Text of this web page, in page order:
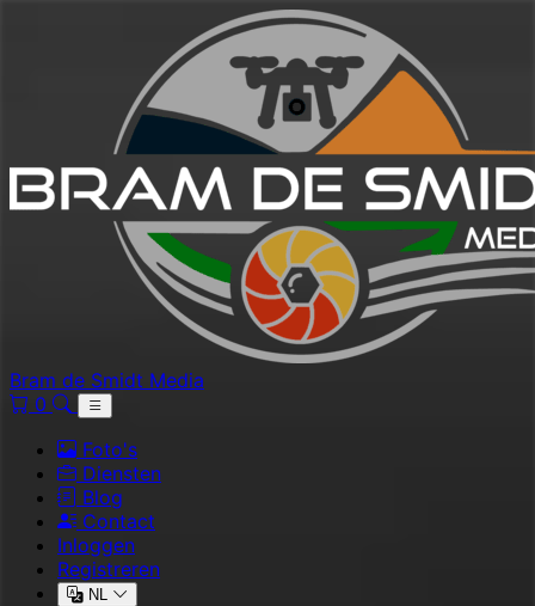
Bram de Smidt Media
0
Foto's
Diensten
Blog
Contact
Inloggen
Registreren
NL